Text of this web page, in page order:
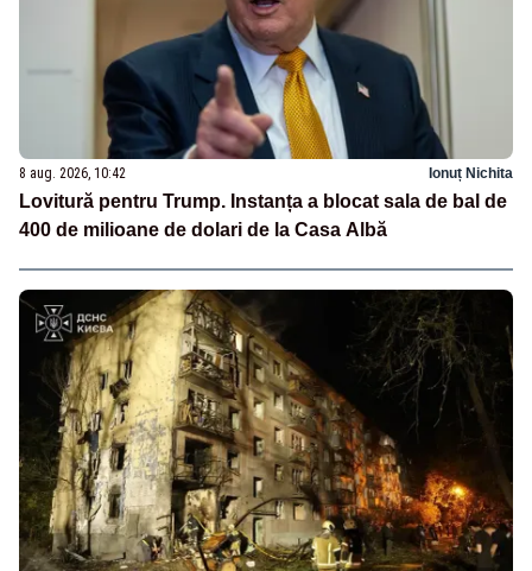
8 aug. 2026, 10:42 Ionuț Nichita
Lovitură pentru Trump. Instanța a blocat sala de bal de
400 de milioane de dolari de la Casa Albă